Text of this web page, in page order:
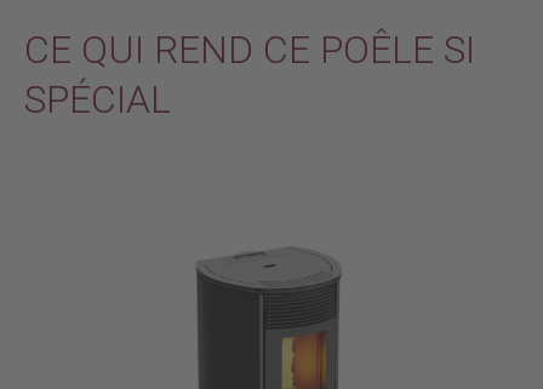
CE QUI REND CE POÊLE SI
SPÉCIAL